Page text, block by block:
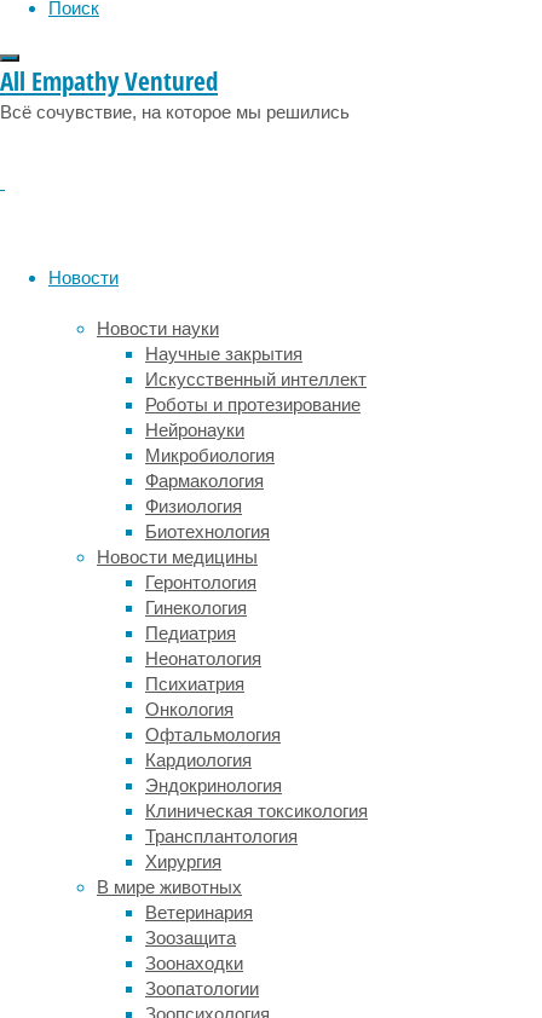
Поиск
All Empathy Ventured
Всё сочувствие, на которое мы решились
Новости
Новости науки
Научные закрытия
Искусственный интеллект
Роботы и протезирование
Нейронауки
Микробиология
Фармакология
Физиология
Биотехнология
Новости медицины
Геронтология
Гинекология
Педиатрия
Неонатология
Психиатрия
Онкология
Офтальмология
Кардиология
Эндокринология
Клиническая токсикология
Трансплантология
Хирургия
В мире животных
Ветеринария
Зоозащита
Зоонаходки
Зоопатологии
Зоопсихология
и
в
мясной
и
считается,
что
2050
году
количество
потребляемого
мяса
на
человека
станет
два
раза
больше,
чем
сейчас.
Не
секрет,
что
большая
часть
коров
вовсе
не